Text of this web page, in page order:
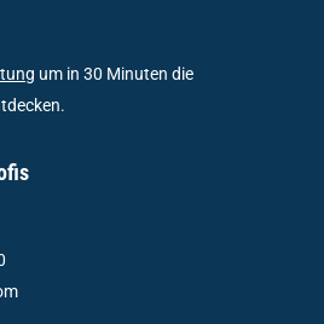
um in 30 Minuten die